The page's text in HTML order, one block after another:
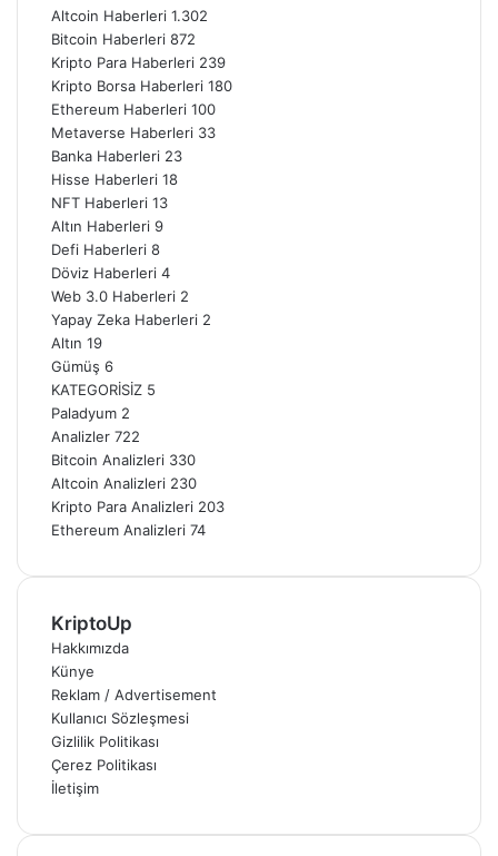
Altcoin Haberleri 1.302
Bitcoin Haberleri 872
Kripto Para Haberleri 239
Kripto Borsa Haberleri 180
Ethereum Haberleri 100
Metaverse Haberleri 33
Banka Haberleri 23
Hisse Haberleri 18
NFT Haberleri 13
Altın Haberleri 9
Defi Haberleri 8
Döviz Haberleri 4
Web 3.0 Haberleri 2
Yapay Zeka Haberleri 2
Altın 19
Gümüş 6
KATEGORİSİZ 5
Paladyum 2
Analizler 722
Bitcoin Analizleri 330
Altcoin Analizleri 230
Kripto Para Analizleri 203
Ethereum Analizleri 74
KriptoUp
Hakkımızda
Künye
Reklam / Advertisement
Kullanıcı Sözleşmesi
Gizlilik Politikası
Çerez Politikası
İletişim